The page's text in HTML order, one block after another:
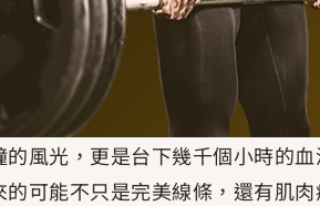
風光，更是台下幾千個小時的
可能不只是完美線條，還有肌